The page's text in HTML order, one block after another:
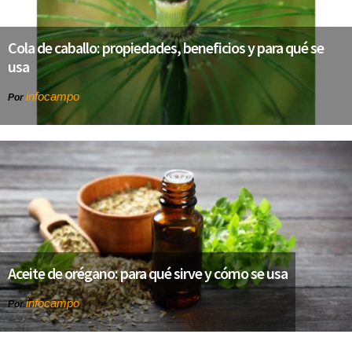
Cola de caballo: propiedades, beneficios y para qué se
usa
Por infocampo
Aceite de orégano: para qué sirve y cómo se usa
Porinfocampo